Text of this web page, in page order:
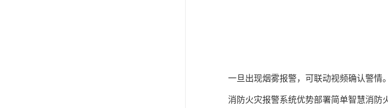
一旦出现烟雾报警，可联动视频确认警情
消防火灾报警系统优势部署简单智慧消防